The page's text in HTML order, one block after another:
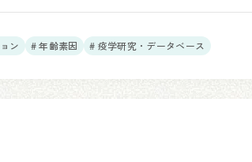
ン # 年齢素因 # 疫学研究・データベース